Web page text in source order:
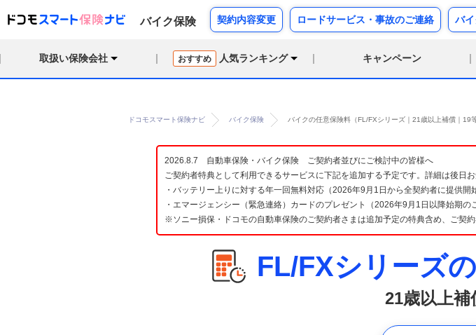
バイク保険 契約内容変更 ロードサービス・事故のご連絡 バイ
取扱い保険会社 おすすめ 人気ランキング キャンペーン
ドコモスマート保険ナビ バイク保険 バイクの任意保険料（FL/FXシリーズ｜21歳以上補償｜19
2026.8.7 自動車保険・バイク保険 ご契約者並びにご検討中の皆様へ
ご契約者特典として利用できるサービスに下記を追加する予定です。詳細は後日お
・バッテリー上りに対する年一回無料対応（2026年9月1日から全契約者に提供開
・エマージェンシー（緊急連絡）カードのプレゼント（2026年9月1日以降始期の
※ソニー損保・ドコモの自動車保険のご契約者さまは追加予定の特典含め、ご契約
FL/FXシリーズ
21歳以上補